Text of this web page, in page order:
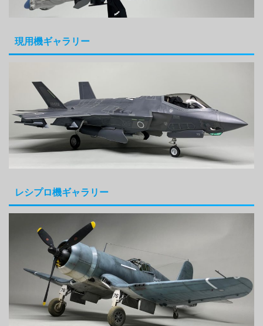
現用機ギャラリー
レシプロ機ギャラリー